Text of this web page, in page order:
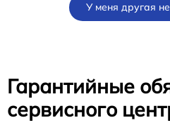
У меня другая
Гарантийные
сервисного